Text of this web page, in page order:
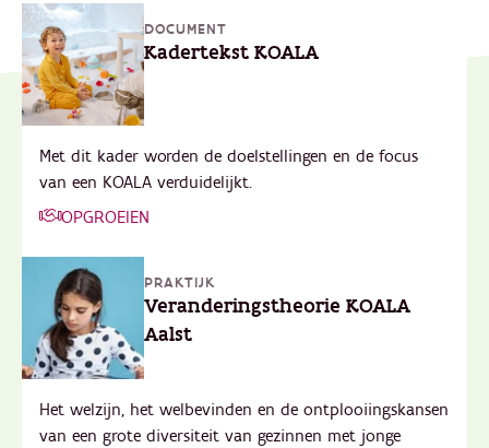
DOCUMENT
Kadertekst KOALA
Met dit kader worden de doelstellingen en de focus
van een KOALA verduidelijkt.
OPGROEIEN
PRAKTIJK
Veranderingstheorie KOALA
Aalst
Het welzijn, het welbevinden en de ontplooiingskansen
van een grote diversiteit van gezinnen met jonge